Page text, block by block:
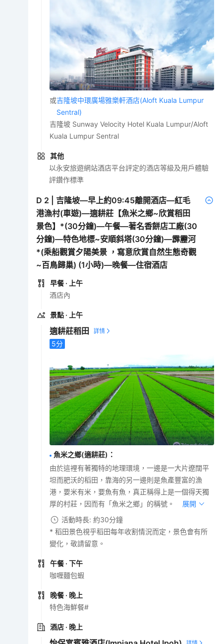
或吉隆坡中環廣場雅樂軒酒店(Aloft Kuala Lumpur
Sentral)
吉隆坡 Sunway Velocity Hotel Kuala Lumpur/Aloft
Kuala Lumpur Sentral
其他
以永安旅遊網站酒店平台評定的酒店等級及用戶體驗
評鑽作標準
D 2
吉隆坡—早上約09:45離開酒店—紅毛
港漁村(車遊)—適耕莊【魚米之鄉~欣賞稻田
景色】*(30分鐘)—午餐—著名香餅店工廠(30
分鐘)—特色地標~安順斜塔(30分鐘)—霹靂河
*(乘船觀賞夕陽美景 ，寫意欣賞自然生態奇觀
~百鳥歸巢) (1小時)—晚餐—住宿酒店
早餐 · 上午
酒店內
景點 · 上午
適耕莊稻田
5分
魚米之鄉(適耕莊) ：
由於這裡有著獨特的地理環境，一邊是一大片遼闊平
坦而肥沃的稻田，靠海的另一邊則是魚產豐富的漁
港，要米有米，要魚有魚，真正稱得上是一個得天獨
厚的村莊，因而有「魚米之鄉」的稱號。
展開
活動時長: 約30分鐘
* 稻田景色視乎稻田每年收割情況而定，景色會有所
變化，敬請留意。
午餐 · 下午
咖喱麵包蝦
晚餐 · 晚上
特色海鮮餐#
酒店 · 晚上